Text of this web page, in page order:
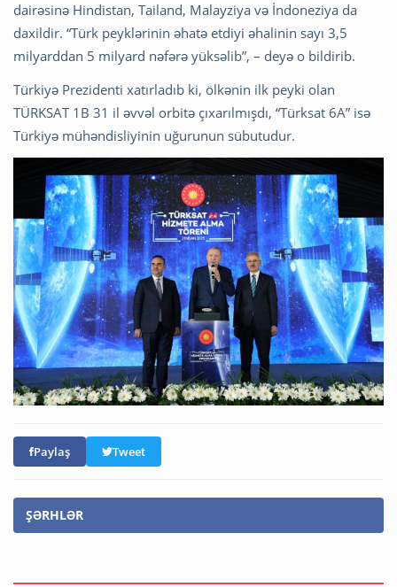
dairəsinə Hindistan, Tailand, Malayziya və İndoneziya da
daxildir. “Türk peyklərinin əhatə etdiyi əhalinin sayı 3,5
milyarddan 5 milyard nəfərə yüksəlib”, – deyə o bildirib.
Türkiyə Prezidenti xatırladıb ki, ölkənin ilk peyki olan
TÜRKSAT 1B 31 il əvvəl orbitə çıxarılmışdı, “Türksat 6A” isə
Türkiyə mühəndisliyinin uğurunun sübutudur.
Paylaş Tweet
ŞƏRHLƏR